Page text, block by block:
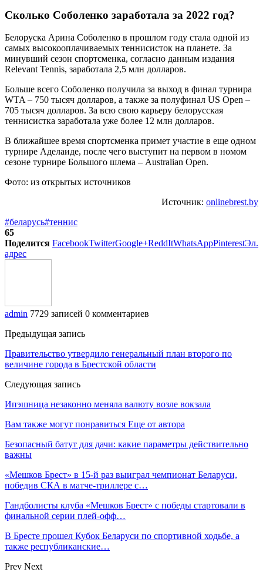
Сколько Соболенко заработала за 2022 год?
Белоруска Арина Соболенко в прошлом году стала одной из
самых высокооплачиваемых теннисисток на планете. За
минувший сезон спортсменка, согласно данным издания
Relevant Tennis, заработала 2,5 млн долларов.
Больше всего Соболенко получила за выход в финал турнира
WTA – 750 тысяч долларов, а также за полуфинал US Open –
705 тысяч долларов. За всю свою карьеру белорусская
теннисистка заработала уже более 12 млн долларов.
В ближайшее время спортсменка примет участие в еще одном
турнире Аделаиде, после чего выступит на первом в номом
сезоне турнире Большого шлема – Australian Open.
Фото: из открытых источников
Источник: onlinebrest.by
#беларусь#теннис
65
Поделится FacebookTwitterGoogle+ReddItWhatsAppPinterestЭл.
адрес
admin 7729 записей 0 комментариев
Предыдущая запись
Правительство утвердило генеральный план второго по
величине города в Брестской области
Следующая запись
Ипэшница незаконно меняла валюту возле вокзала
Вам также могут понравиться Еще от автора
Безопасный батут для дачи: какие параметры действительно
важны
«Мешков Брест» в 15-й раз выиграл чемпионат Беларуси,
победив СКА в матче-триллере с…
Гандболисты клуба «Мешков Брест» с победы стартовали в
финальной серии плей-офф…
В Бресте прошел Кубок Беларуси по спортивной ходьбе, а
также республиканские…
Prev Next